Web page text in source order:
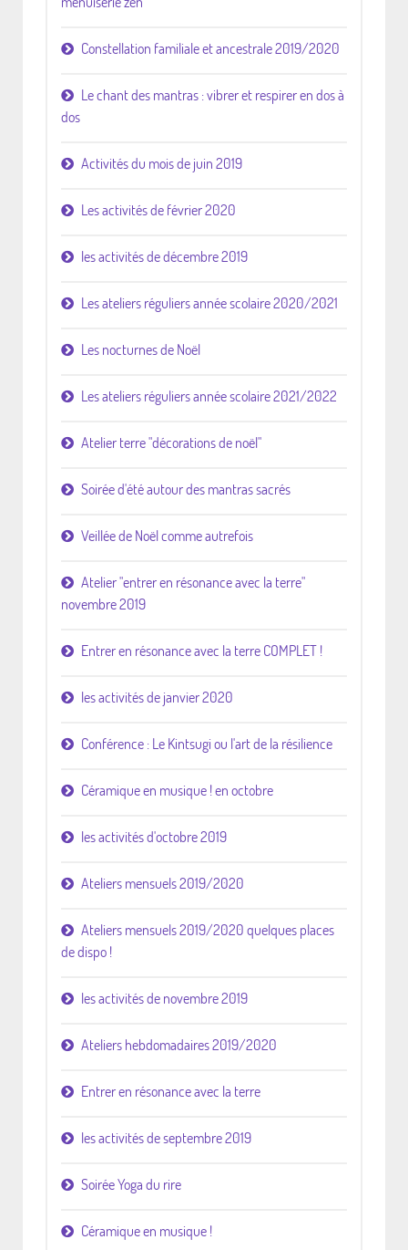
Constellation familiale et ancestrale 2019/2020
Le chant des mantras : vibrer et respirer en dos à
dos
Activités du mois de juin 2019
Les activités de février 2020
les activités de décembre 2019
Les ateliers réguliers année scolaire 2020/2021
Les nocturnes de Noël
Les ateliers réguliers année scolaire 2021/2022
Atelier terre "décorations de noël"
Soirée d'été autour des mantras sacrés
Veillée de Noël comme autrefois
Atelier "entrer en résonance avec la terre"
novembre 2019
Entrer en résonance avec la terre COMPLET !
les activités de janvier 2020
Conférence : Le Kintsugi ou l'art de la résilience
Céramique en musique ! en octobre
les activités d'octobre 2019
Ateliers mensuels 2019/2020
Ateliers mensuels 2019/2020 quelques places
de dispo !
les activités de novembre 2019
Ateliers hebdomadaires 2019/2020
Entrer en résonance avec la terre
les activités de septembre 2019
Soirée Yoga du rire
Céramique en musique !